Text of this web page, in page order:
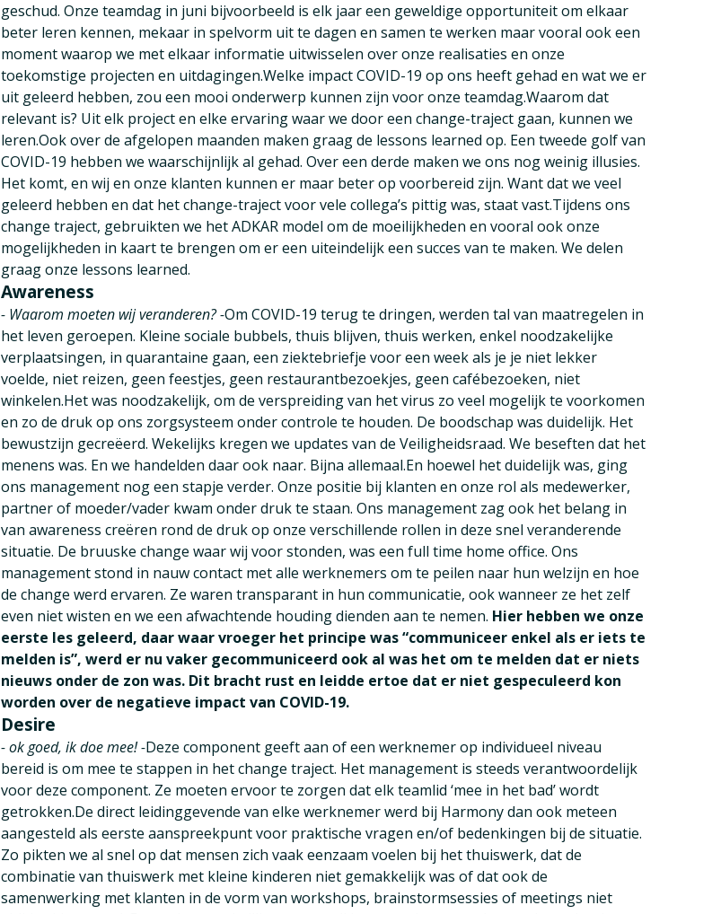
geschud. Onze teamdag in juni bijvoorbeeld is elk jaar een geweldige opportuniteit om elkaar
beter leren kennen, mekaar in spelvorm uit te dagen en samen te werken maar vooral ook een
moment waarop we met elkaar informatie uitwisselen over onze realisaties en onze
toekomstige projecten en uitdagingen.Welke impact COVID-19 op ons heeft gehad en wat we er
uit geleerd hebben, zou een mooi onderwerp kunnen zijn voor onze teamdag.Waarom dat
relevant is? Uit elk project en elke ervaring waar we door een change-traject gaan, kunnen we
leren.Ook over de afgelopen maanden maken graag de lessons learned op. Een tweede golf van
COVID-19 hebben we waarschijnlijk al gehad. Over een derde maken we ons nog weinig illusies.
Het komt, en wij en onze klanten kunnen er maar beter op voorbereid zijn. Want dat we veel
geleerd hebben en dat het change-traject voor vele collega’s pittig was, staat vast.Tijdens ons
change traject, gebruikten we het ADKAR model om de moeilijkheden en vooral ook onze
mogelijkheden in kaart te brengen om er een uiteindelijk een succes van te maken. We delen
graag onze lessons learned.
Awareness
- Waarom moeten wij veranderen? -Om COVID-19 terug te dringen, werden tal van maatregelen in
het leven geroepen. Kleine sociale bubbels, thuis blijven, thuis werken, enkel noodzakelijke
verplaatsingen, in quarantaine gaan, een ziektebriefje voor een week als je je niet lekker
voelde, niet reizen, geen feestjes, geen restaurantbezoekjes, geen cafébezoeken, niet
winkelen.Het was noodzakelijk, om de verspreiding van het virus zo veel mogelijk te voorkomen
en zo de druk op ons zorgsysteem onder controle te houden. De boodschap was duidelijk. Het
bewustzijn gecreëerd. Wekelijks kregen we updates van de Veiligheidsraad. We beseften dat het
menens was. En we handelden daar ook naar. Bijna allemaal.En hoewel het duidelijk was, ging
ons management nog een stapje verder. Onze positie bij klanten en onze rol als medewerker,
partner of moeder/vader kwam onder druk te staan. Ons management zag ook het belang in
van awareness creëren rond de druk op onze verschillende rollen in deze snel veranderende
situatie. De bruuske change waar wij voor stonden, was een full time home office. Ons
management stond in nauw contact met alle werknemers om te peilen naar hun welzijn en hoe
de change werd ervaren. Ze waren transparant in hun communicatie, ook wanneer ze het zelf
even niet wisten en we een afwachtende houding dienden aan te nemen. Hier hebben we onze
eerste les geleerd, daar waar vroeger het principe was “communiceer enkel als er iets te
melden is”, werd er nu vaker gecommuniceerd ook al was het om te melden dat er niets
nieuws onder de zon was. Dit bracht rust en leidde ertoe dat er niet gespeculeerd kon
worden over de negatieve impact van COVID-19.
Desire
- ok goed, ik doe mee! -Deze component geeft aan of een werknemer op individueel niveau
bereid is om mee te stappen in het change traject. Het management is steeds verantwoordelijk
voor deze component. Ze moeten ervoor te zorgen dat elk teamlid ‘mee in het bad’ wordt
getrokken.De direct leidinggevende van elke werknemer werd bij Harmony dan ook meteen
aangesteld als eerste aanspreekpunt voor praktische vragen en/of bedenkingen bij de situatie.
Zo pikten we al snel op dat mensen zich vaak eenzaam voelen bij het thuiswerk, dat de
combinatie van thuiswerk met kleine kinderen niet gemakkelijk was of dat ook de
samenwerking met klanten in de vorm van workshops, brainstormsessies of meetings niet